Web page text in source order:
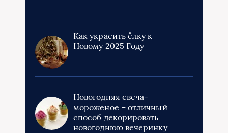
Как украсить ёлку к
Новому 2025 Году
Новогодняя свеча-
мороженое – отличный
способ декорировать
новогоднюю вечеринку